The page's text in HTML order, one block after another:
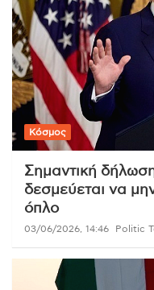
Κόσμος
Σημαντική
δεσμεύεται να
όπλο
03/06/2026, 14:46 Politic